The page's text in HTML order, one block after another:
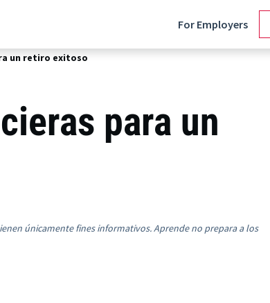
For Employers
un retiro exitoso
para un
únicamente fines informativos. Aprende no prepara a los